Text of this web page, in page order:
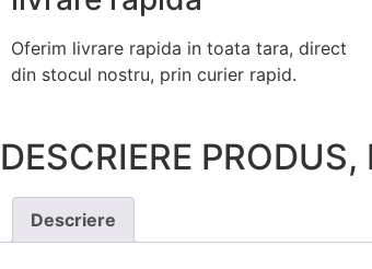
Oferim livrare rapida in toata tara, direct
din stocul nostru, prin curier rapid.
DESCRIERE
Descriere